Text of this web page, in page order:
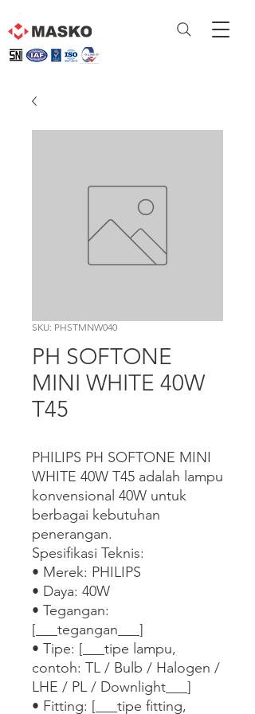
SKU: PHSTMNW040
PH SOFTONE
MINI WHITE 40W
T45
PHILIPS PH SOFTONE MINI
WHITE 40W T45 adalah lampu
konvensional 40W untuk
berbagai kebutuhan
penerangan.
Spesifikasi Teknis:
• Merek: PHILIPS
• Daya: 40W
• Tegangan:
[___tegangan___]
• Tipe: [___tipe lampu,
contoh: TL / Bulb / Halogen /
LHE / PL / Downlight___]
• Fitting: [___tipe fitting,